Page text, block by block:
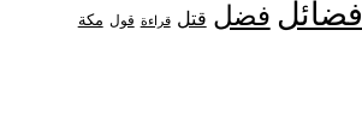
فضائل فضل قتل قراءة قول مكة